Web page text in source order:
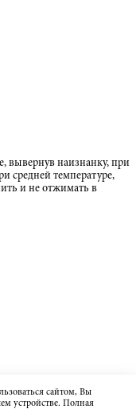
вывернув наизнанку, при
средней температуре,
и не отжимать в
сайтом, Вы
устройстве. Полная